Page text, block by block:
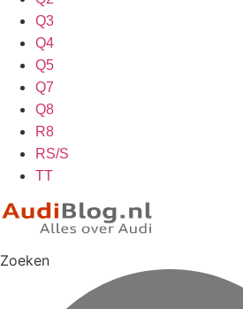
Q3
Q4
Q5
Q7
Q8
R8
RS/S
TT
Zoeken